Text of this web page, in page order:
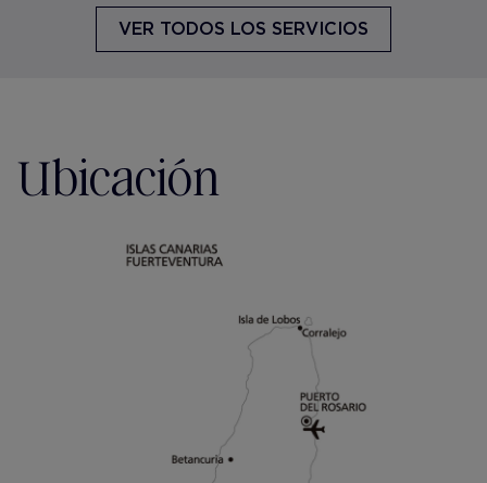
VER TODOS LOS SERVICIOS
Ubicación